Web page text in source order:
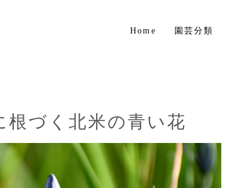
Home 園芸分類
球根植物
ハーブ
づく北米の青い花